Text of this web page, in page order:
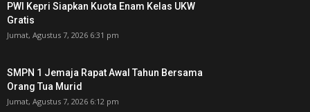
PWI Kepri Siapkan Kuota Enam Kelas UKW
Gratis
Jumat, Agustus 7, 2026 6:31 pm
SMPN 1 Jemaja Rapat Awal Tahun Bersama
Orang Tua Murid ‎
Jumat, Agustus 7, 2026 6:12 pm